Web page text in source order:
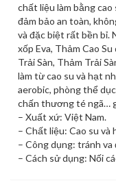
chất liệu làm bằng
đảm bảo an toàn,
và đặc biệt rất bền bỉ.
xốp Eva, Thảm Cao
Trải Sàn, Thảm Trải
làm từ cao su và hạt
aerobic, phòng thể
chấn thương té ngã…
– Xuất xứ: Việt Nam.
– Chất liệu: Cao su và
– Công dụng: tránh
– Cách sử dụng: Nối